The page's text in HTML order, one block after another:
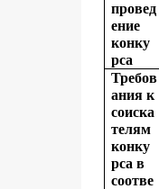
провед
ение
конку
рса
Требов
ания к
соиска
телям
конку
рса в
соотве